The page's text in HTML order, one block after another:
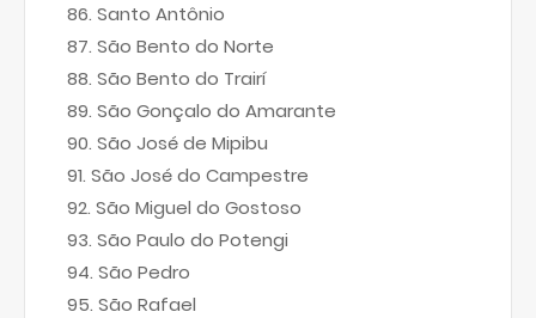
Santo Antônio
São Bento do Norte
São Bento do Trairí
São Gonçalo do Amarante
São José de Mipibu
São José do Campestre
São Miguel do Gostoso
São Paulo do Potengi
São Pedro
São Rafael